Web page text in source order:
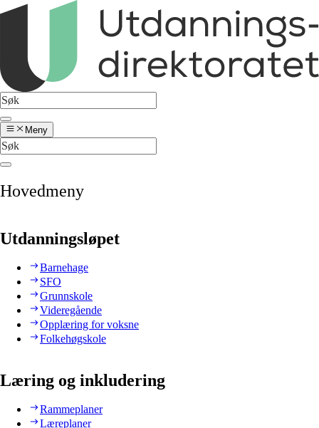
Meny
Hovedmeny
Utdanningsløpet
Barnehage
SFO
Grunnskole
Videregående
Opplæring for voksne
Folkehøgskole
Læring og inkludering
Rammeplaner
Læreplaner